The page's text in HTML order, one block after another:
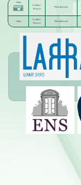
Listen
Corbleu !
Marion
Félix Antonini
Listen
Corbleu !
Marion
Félix Antonini